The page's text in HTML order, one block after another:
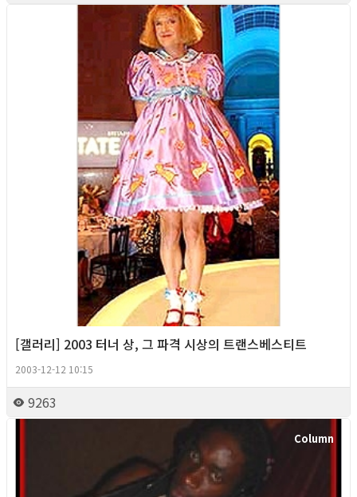
[갤러리] 2003 터너 상, 그 파격 시상의 트랜스베스티트
2003-12-12 10:15
9263
Column